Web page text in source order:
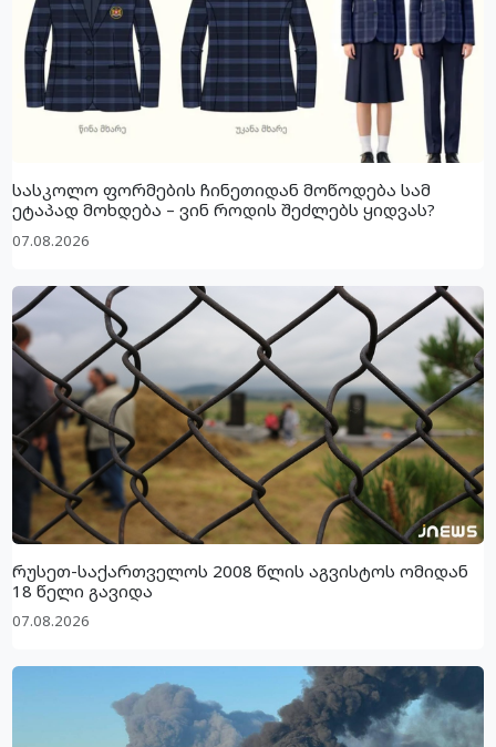
სასკოლო ფორმების ჩინეთიდან მოწოდება სამ
ეტაპად მოხდება – ვინ როდის შეძლებს ყიდვას?
07.08.2026
რუსეთ-საქართველოს 2008 წლის აგვისტოს ომიდან
18 წელი გავიდა
07.08.2026